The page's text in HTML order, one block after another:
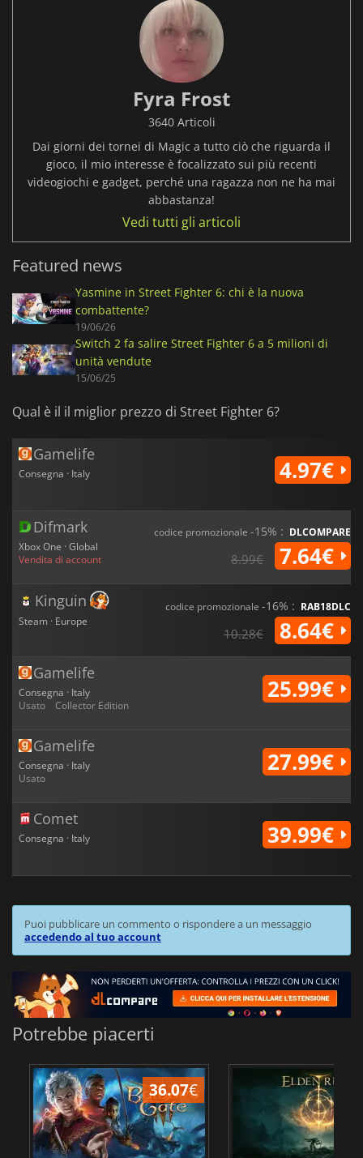
Fyra Frost
3640 Articoli
Dai giorni dei tornei di Magic a tutto ciò che riguarda il
gioco, il mio interesse è focalizzato sui più recenti
videogiochi e gadget, perché una ragazza non ne ha mai
abbastanza!
Vedi tutti gli articoli
Featured news
Yasmine in Street Fighter 6: chi è la nuova
combattente?
19/06/26
Switch 2 fa salire Street Fighter 6 a 5 milioni di
unità vendute
15/06/25
Qual è il il miglior prezzo di Street Fighter 6?
Gamelife
Consegna · Italy 4.97€
Difmark
Xbox One · Global
Vendita di account
codice promozionale -15% : DLCOMPARE
8.99€ 7.64€
Kinguin
Steam · Europe
codice promozionale -16% : RAB18DLC
10.28€ 8.64€
Gamelife
Consegna · Italy
Usato
Collector Edition
25.99€
Gamelife
Consegna · Italy
Usato
27.99€
Comet
Consegna · Italy 39.99€
Puoi pubblicare un commento o rispondere a un messaggio
accedendo al tuo account
Potrebbe piacerti
36.07€